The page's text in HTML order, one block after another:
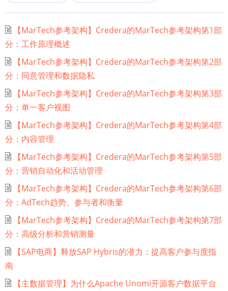
【MarTech参考架构】Credera的MarTech参考架构第1部
分：工作原理概述
【MarTech参考架构】Credera的MarTech参考架构第2部
分：同意管理和数据隐私
【MarTech参考架构】Credera的MarTech参考架构第3部
分：单一客户视图
【MarTech参考架构】Credera的MarTech参考架构第4部
分：内容管理
【MarTech参考架构】Credera的MarTech参考架构第5部
分：营销自动化和活动管理
【MarTech参考架构】Credera的MarTech参考架构第6部
分：AdTech趋势、参与者和衡量
【MarTech参考架构】Credera的MarTech参考架构第7部
分：高级分析和营销测量
【SAP电商】释放SAP Hybris的潜力：提高客户参与度指
南
【主数据管理】为什么Apache Unomi开源客户数据平台